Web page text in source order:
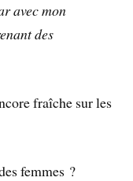
avec mon
des
fraîche sur les
femmes ?